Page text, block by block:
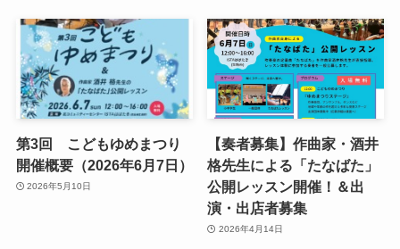
第3回 こどもゆめまつり
開催概要（2026年6月7日）
2026年5月10日
【奏者募集】作曲家・酒井
格先生による「たなばた」
公開レッスン開催！＆出
演・出店者募集
2026年4月14日